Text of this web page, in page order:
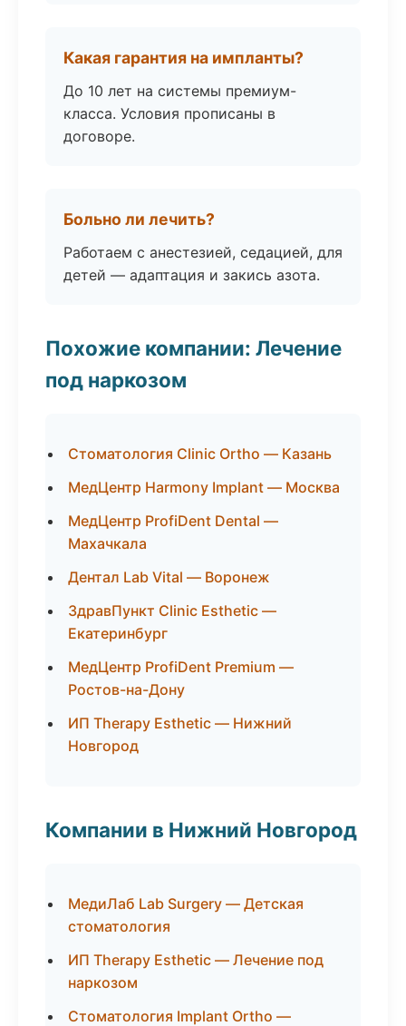
Какая гарантия на импланты?
До 10 лет на системы премиум-
класса. Условия прописаны в
договоре.
Больно ли лечить?
Работаем с анестезией, седацией, для
детей — адаптация и закись азота.
Похожие компании: Лечение
под наркозом
Стоматология Clinic Ortho — Казань
МедЦентр Harmony Implant — Москва
МедЦентр ProfiDent Dental —
Махачкала
Дентал Lab Vital — Воронеж
ЗдравПункт Clinic Esthetic —
Екатеринбург
МедЦентр ProfiDent Premium —
Ростов-на-Дону
ИП Therapy Esthetic — Нижний
Новгород
Компании в Нижний Новгород
МедиЛаб Lab Surgery — Детская
стоматология
ИП Therapy Esthetic — Лечение под
наркозом
Стоматология Implant Ortho —